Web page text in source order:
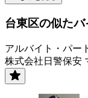
台東区の似たバ
アルバイト・パー
株式会社日警保安